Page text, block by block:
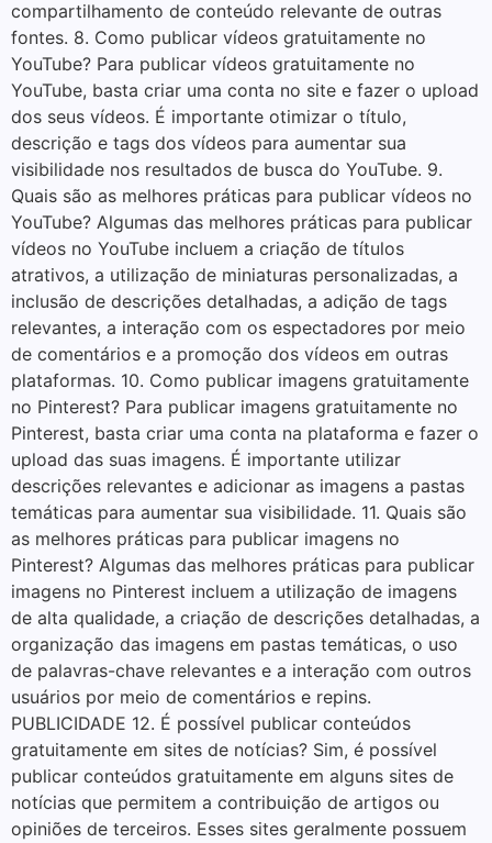
compartilhamento de conteúdo relevante de outras
fontes. 8. Como publicar vídeos gratuitamente no
YouTube? Para publicar vídeos gratuitamente no
YouTube, basta criar uma conta no site e fazer o upload
dos seus vídeos. É importante otimizar o título,
descrição e tags dos vídeos para aumentar sua
visibilidade nos resultados de busca do YouTube. 9.
Quais são as melhores práticas para publicar vídeos no
YouTube? Algumas das melhores práticas para publicar
vídeos no YouTube incluem a criação de títulos
atrativos, a utilização de miniaturas personalizadas, a
inclusão de descrições detalhadas, a adição de tags
relevantes, a interação com os espectadores por meio
de comentários e a promoção dos vídeos em outras
plataformas. 10. Como publicar imagens gratuitamente
no Pinterest? Para publicar imagens gratuitamente no
Pinterest, basta criar uma conta na plataforma e fazer o
upload das suas imagens. É importante utilizar
descrições relevantes e adicionar as imagens a pastas
temáticas para aumentar sua visibilidade. 11. Quais são
as melhores práticas para publicar imagens no
Pinterest? Algumas das melhores práticas para publicar
imagens no Pinterest incluem a utilização de imagens
de alta qualidade, a criação de descrições detalhadas, a
organização das imagens em pastas temáticas, o uso
de palavras-chave relevantes e a interação com outros
usuários por meio de comentários e repins.
PUBLICIDADE 12. É possível publicar conteúdos
gratuitamente em sites de notícias? Sim, é possível
publicar conteúdos gratuitamente em alguns sites de
notícias que permitem a contribuição de artigos ou
opiniões de terceiros. Esses sites geralmente possuem